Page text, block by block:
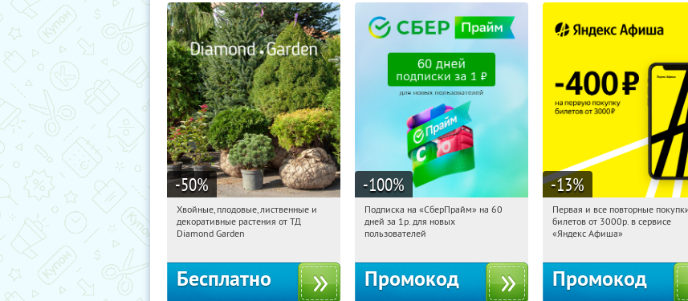
-50%
10:49:18 Получили:
Выставочная
Хвойные, плодовые, лиственные и
декоративные растения от ТД
Diamond Garden
Бесплатно
-100%
10:49:18 Получили:
Россия
Подписка на «СберПрайм» на 60
дней за 1р. для новых
пользователей
Промокод
-13%
10:49:18
Россия
Первая и все повторные
билетов от 3000р. в сервисе
«Яндекс Афиша»
Промокод